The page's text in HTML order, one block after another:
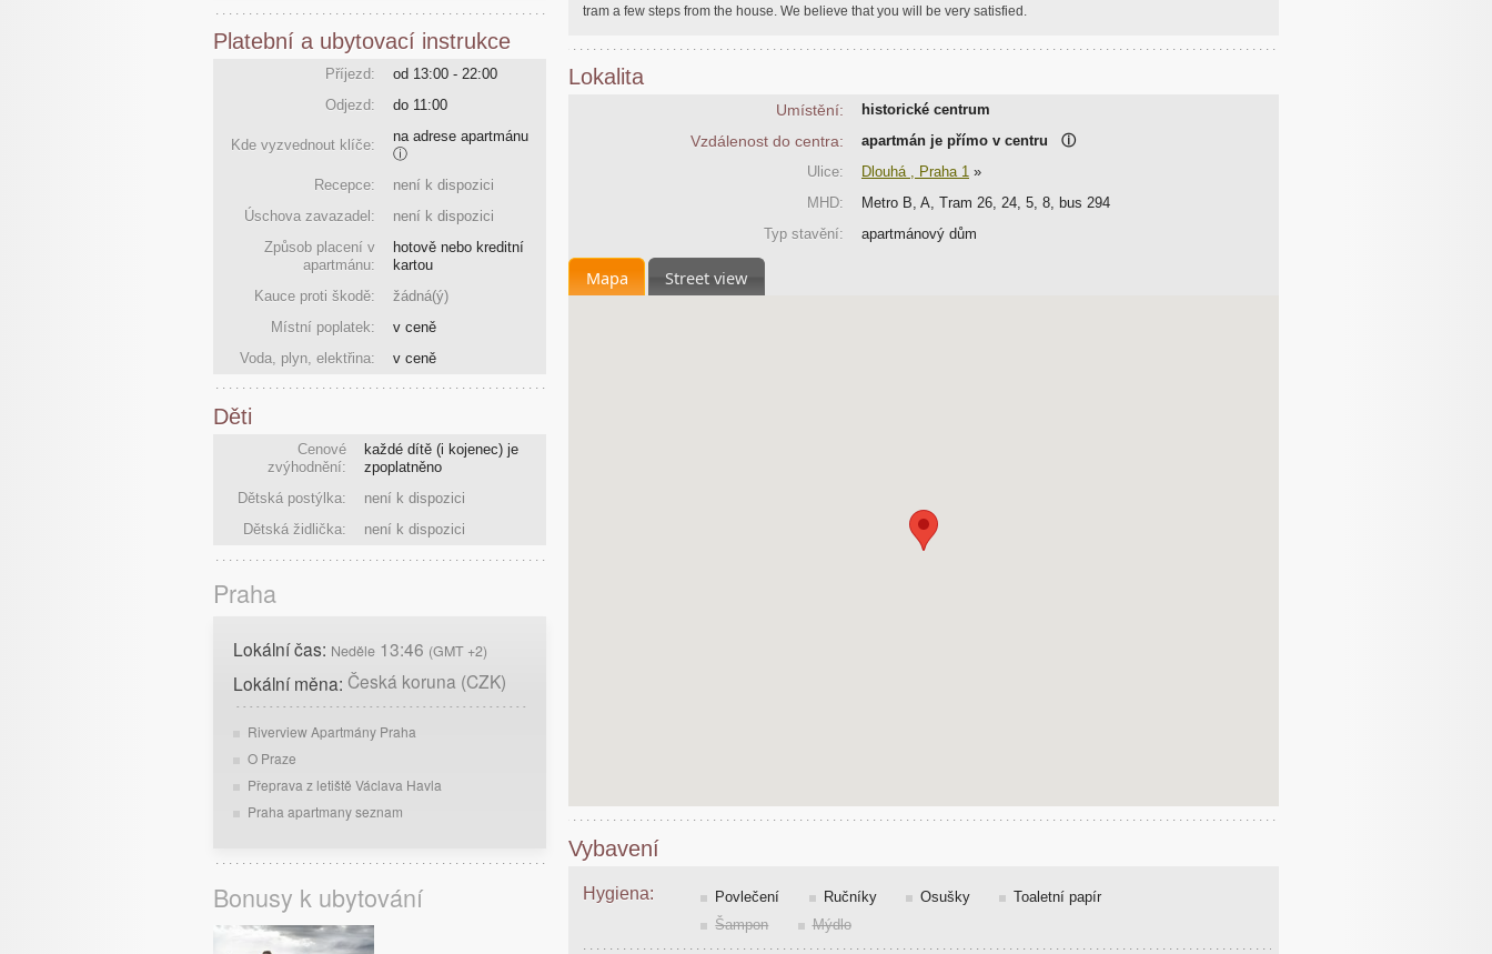
tram a few steps from the house. We believe that you will be very satisfied.
Lokalita
Umístění: historické centrum
Vzdálenost do centra: apartmán je přímo v centru ⓘ
Ulice:
Dlouhá , Praha 1 »
MHD:
Metro B, A, Tram 26, 24, 5, 8, bus 294
Typ stavění:
apartmánový dům
Mapa Street view
Vybavení
Hygiena: Povlečení Ručníky Osušky
Toaletní papír
Šampon
Mýdlo
Platební a ubytovací instrukce
Příjezd:
od 13:00 - 22:00
Odjezd:
do 11:00
Kde vyzvednout klíče:
na adrese apartmánu
ⓘ
Recepce:
není k dispozici
Úschova zavazadel:
není k dispozici
Způsob placení v
apartmánu:
hotově nebo kreditní
kartou
Kauce proti škodě:
žádná(ý)
Místní poplatek:
v ceně
Voda, plyn, elektřina:
v ceně
Děti
Cenové
zvýhodnění:
každé dítě (i kojenec) je
zpoplatněno
Dětská postýlka:
není k dispozici
Dětská židlička:
není k dispozici
Praha
Lokální čas: Neděle 13:46 (GMT +2)
Lokální měna: Česká koruna (CZK)
Riverview Apartmány Praha
O Praze
Přeprava z letiště Václava Havla
Praha apartmany seznam
Bonusy k ubytování